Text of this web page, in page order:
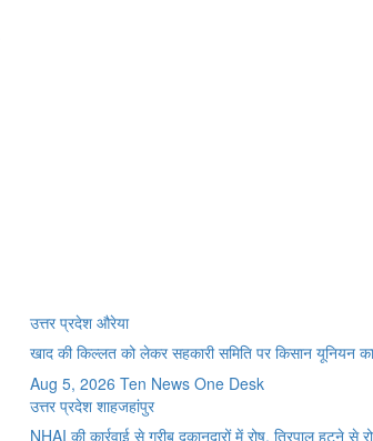
उत्तर प्रदेश औरेया
खाद की किल्लत को लेकर सहकारी समिति पर किसान यूनियन
Aug 5, 2026 Ten News One Desk
उत्तर प्रदेश शाहजहांपुर
NHAI की कार्रवाई से गरीब दुकानदारों में रोष, तिरपाल हटने से